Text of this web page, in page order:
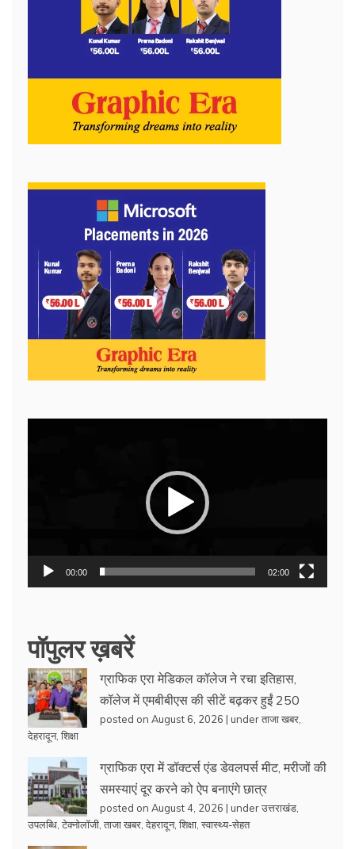
00:00 02:00
पॉपुलर ख़बरें
ग्राफिक एरा मेडिकल कॉलेज ने रचा इतिहास,
कॉलेज में एमबीबीएस की सीटें बढ़कर हुईं 250
posted on August 6, 2026 | underताजा खबर
देहरादून, शिक्षा
ग्राफिक एरा में डॉक्टर्स एंड डेवलपर्स मीट, मरीजों की
समस्याएं दूर करने को ऐप बनाएंगे छात्र
posted on August 4, 2026 | underउत्तराखंड
उपलब्धि टेक्नोलॉजी ताजा खबर देहरादून, शिक्षा स्वास्थ्य-सेहत